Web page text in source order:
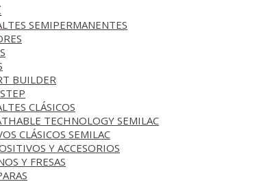
SEMIPERMANENTES
BUILDER
CLÁSICOS
TECHNOLOGY SEMILAC
CLÁSICOS SEMILAC
Y ACCESORIOS
Y FRESAS